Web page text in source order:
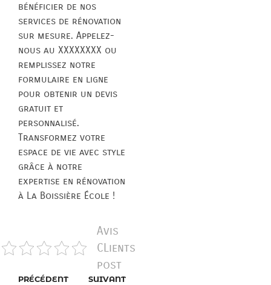
bénéficier de nos
services de rénovation
sur mesure. Appelez-
nous au XXXXXXXX ou
remplissez notre
formulaire en ligne
pour obtenir un devis
gratuit et
personnalisé.
Transformez votre
espace de vie avec style
grâce à notre
expertise en rénovation
à La Boissière École !
Avis
CLients
post
PRÉCÉDENT SUIVANT